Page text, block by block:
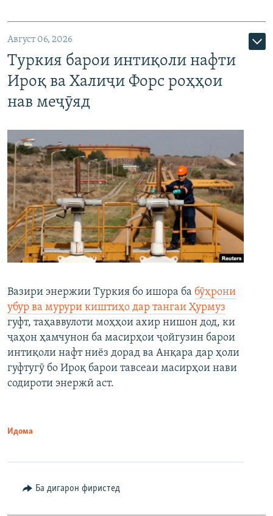
Август 06, 2026
Туркия барои интиқоли нафти
Ироқ ва Халиҷи Форс роҳҳои
нав меҷӯяд
Вазири энержии Туркия бо ишора ба бӯҳрони
убур ва мурури киштиҳо дар тангаи Ҳурмуз
гуфт, таҳаввулоти моҳҳои ахир нишон дод, ки
ҷаҳон ҳамчунон ба масирҳои ҷойгузин барои
интиқоли нафт ниёз дорад ва Анқара дар ҳоли
гуфтугӯ бо Ироқ барои тавсеаи масирҳои нави
содироти энержӣ аст.
Идома
Ба дигарон фиристед